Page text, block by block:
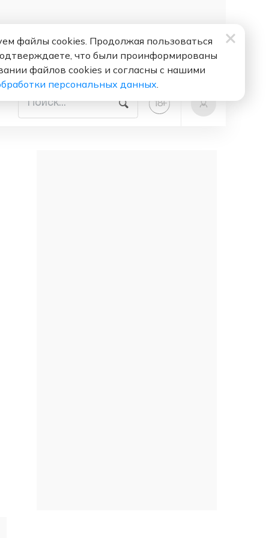
18+
файлы cookies. Продолжая пользоваться
что были проинформированы
файлов cookies и согласны с нашими
персональных данных.